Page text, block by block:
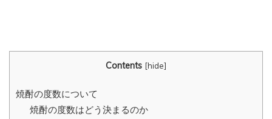
Contents [hide]
焼酎の度数について
焼酎の度数はどう決まるのか